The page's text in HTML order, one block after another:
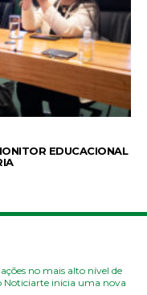
EDUCACIONAL
no mais alto nível de
Noticiarte inicia uma nova